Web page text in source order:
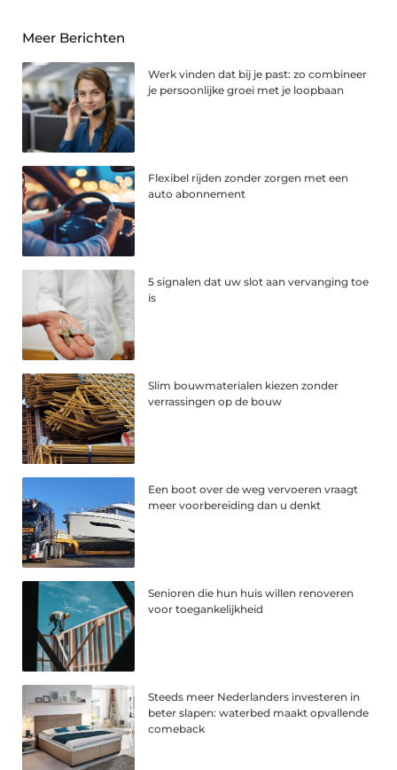
Meer Berichten
Werk vinden dat bij je past: zo combineer
je persoonlijke groei met je loopbaan
Flexibel rijden zonder zorgen met een
auto abonnement
5 signalen dat uw slot aan vervanging toe
is
Slim bouwmaterialen kiezen zonder
verrassingen op de bouw
Een boot over de weg vervoeren vraagt
meer voorbereiding dan u denkt
Senioren die hun huis willen renoveren
voor toegankelijkheid
Steeds meer Nederlanders investeren in
beter slapen: waterbed maakt opvallende
comeback